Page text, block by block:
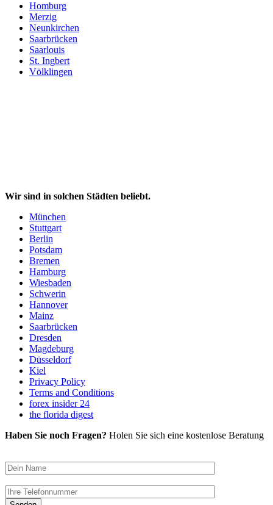
Homburg
Merzig
Neunkirchen
Saarbrücken
Saarlouis
St. Ingbert
Völklingen
Wir sind in solchen Städten beliebt.
München
Stuttgart
Berlin
Potsdam
Bremen
Hamburg
Wiesbaden
Schwerin
Hannover
Mainz
Saarbrücken
Dresden
Magdeburg
Düsseldorf
Kiel
Privacy Policy
Terms and Conditions
forex insider 24
the florida digest
Haben Sie noch Fragen? Holen Sie sich eine kostenlose Beratung